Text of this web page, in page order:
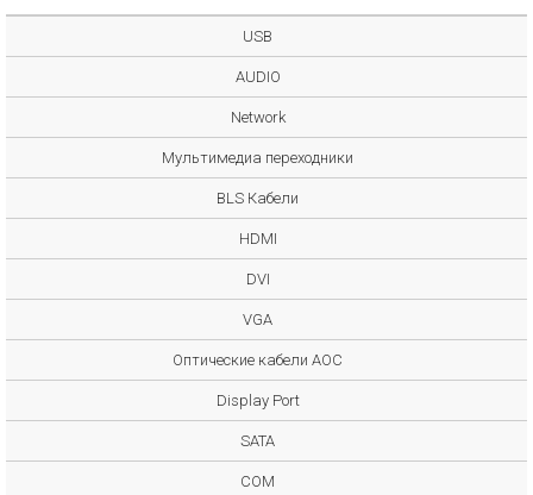
USB
AUDIO
Network
Мультимедиа переходники
BLS Кабели
HDMI
DVI
VGA
Оптические кабели AOC
Display Port
SATA
COM